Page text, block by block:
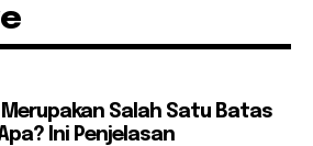
Salah Satu Batas
Ini Penjelasan